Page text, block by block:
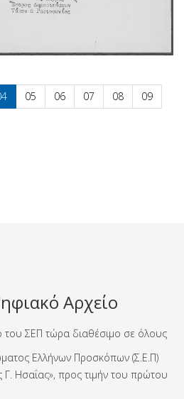
05 06 07 08
09
Αρχείο
του ΣΕΠ τώρα διαθέσιμο σε όλους
Ελλήνων Προσκόπων (Σ.Ε.Π)
Γ. Ησαΐας», προς τιμήν του πρώτου